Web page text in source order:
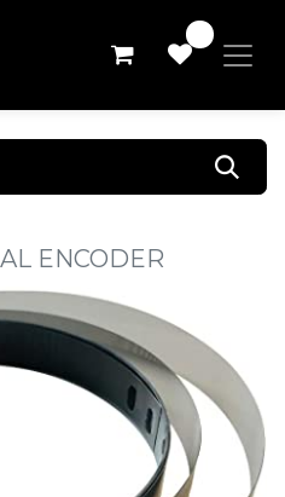
ENCODER